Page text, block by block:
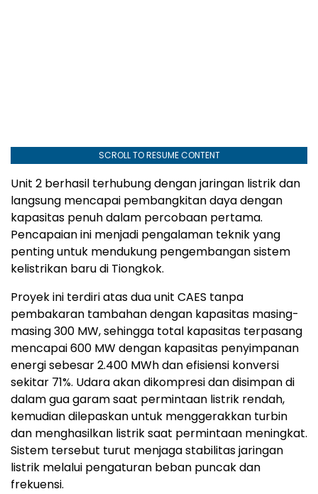
SCROLL TO RESUME CONTENT
Unit 2 berhasil terhubung dengan jaringan listrik dan
langsung mencapai pembangkitan daya dengan
kapasitas penuh dalam percobaan pertama.
Pencapaian ini menjadi pengalaman teknik yang
penting untuk mendukung pengembangan sistem
kelistrikan baru di Tiongkok.
Proyek ini terdiri atas dua unit CAES tanpa
pembakaran tambahan dengan kapasitas masing-
masing 300 MW, sehingga total kapasitas terpasang
mencapai 600 MW dengan kapasitas penyimpanan
energi sebesar 2.400 MWh dan efisiensi konversi
sekitar 71%. Udara akan dikompresi dan disimpan di
dalam gua garam saat permintaan listrik rendah,
kemudian dilepaskan untuk menggerakkan turbin
dan menghasilkan listrik saat permintaan meningkat.
Sistem tersebut turut menjaga stabilitas jaringan
listrik melalui pengaturan beban puncak dan
frekuensi.